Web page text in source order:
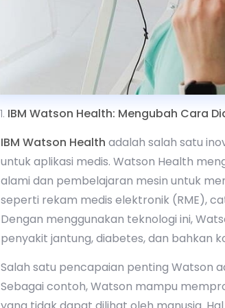
IBM Watson Health: Mengubah Cara
IBM Watson Health adalah salah satu
untuk aplikasi medis. Watson Health
alami dan pembelajaran mesin untuk
seperti rekam medis elektronik (RME),
Dengan menggunakan teknologi ini,
penyakit jantung, diabetes, dan bahkan
Salah satu pencapaian penting Watson
Sebagai contoh, Watson mampu